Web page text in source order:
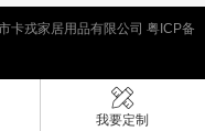
我要定制
卡戎家居用品有限公司 粤ICP备